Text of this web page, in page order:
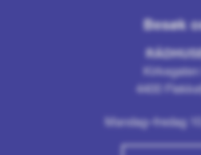
Besøk
4400
Mandag–fredag